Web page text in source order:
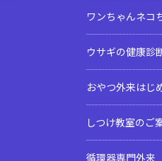
ワンちゃんネコ
ウサギの健康診
おやつ外来はじ
しつけ教室のご
循環器専門外来